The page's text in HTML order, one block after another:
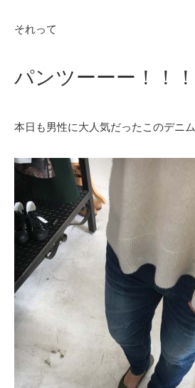
それって
パンツーーー！！！
本日も男性に大人気だったこのデニム